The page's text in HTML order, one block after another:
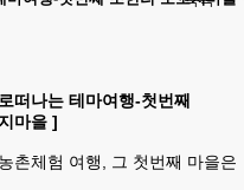
떠나는 테마여행-첫번째
마을 ]
촌체험 여행, 그 첫번째 마을은